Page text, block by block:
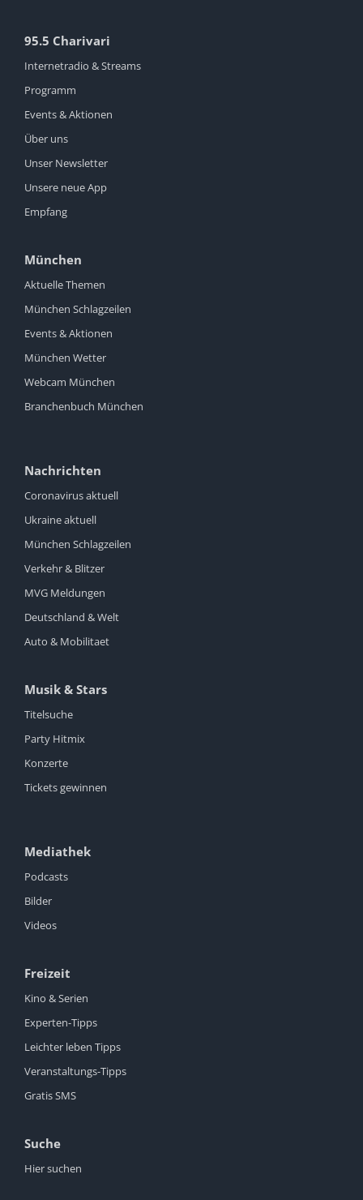
95.5 Charivari
Internetradio & Streams
Programm
Events & Aktionen
Über uns
Unser Newsletter
Unsere neue App
Empfang
München
Aktuelle Themen
München Schlagzeilen
Events & Aktionen
München Wetter
Webcam München
Branchenbuch München
Nachrichten
Coronavirus aktuell
Ukraine aktuell
München Schlagzeilen
Verkehr & Blitzer
MVG Meldungen
Deutschland & Welt
Auto & Mobilitaet
Musik & Stars
Titelsuche
Party Hitmix
Konzerte
Tickets gewinnen
Mediathek
Podcasts
Bilder
Videos
Freizeit
Kino & Serien
Experten-Tipps
Leichter leben Tipps
Veranstaltungs-Tipps
Gratis SMS
Suche
Hier suchen